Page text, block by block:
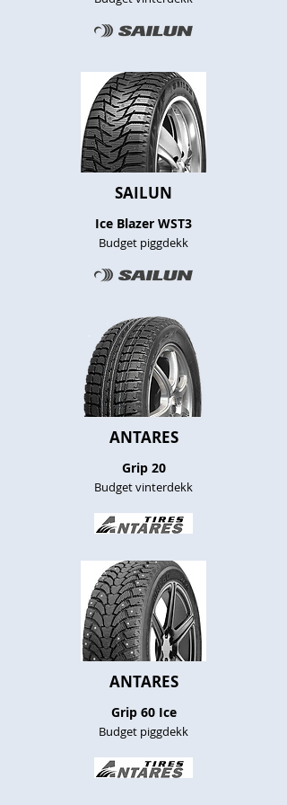
SAILUN
Ice Blazer WST3
Budget piggdekk
ANTARES
Grip 20
Budget vinterdekk
ANTARES
Grip 60 Ice
Budget piggdekk